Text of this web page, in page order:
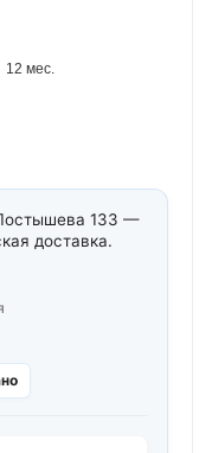
12 мес.
133 —
доставка.